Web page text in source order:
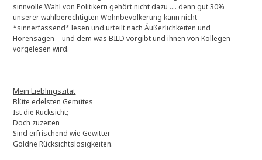
sinnvolle Wahl von Politikern gehört nicht dazu …. denn gut 30%
unserer wahlberechtigten Wohnbevölkerung kann nicht
*sinnerfassend* lesen und urteilt nach Äußerlichkeiten und
Hörensagen – und dem was BILD vorgibt und ihnen von Kollegen
vorgelesen wird.
Mein Lieblingszitat
Blüte edelsten Gemütes
Ist die Rücksicht;
Doch zuzeiten
Sind erfrischend wie Gewitter
Goldne Rücksichtslosigkeiten.